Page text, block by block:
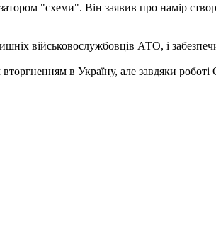
"схеми". Він заявив про намір
військовослужбовців АТО, і
в Україну, але завдяки роботі